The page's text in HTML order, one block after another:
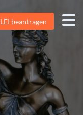
LEI beantragen